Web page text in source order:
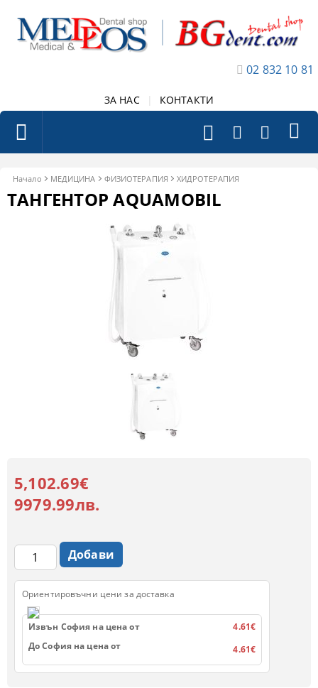
02 832 10 81
ЗА НАС КОНТАКТИ
Начало МЕДИЦИНА ФИЗИОТЕРАПИЯ ХИДРОТЕРАПИЯ
ТАНГЕНТОР AQUAMOBIL
5,102.69€
9979.99лв.
Ориентировъчни цени за доставка
Извън София на цена от
4.61€
До София на цена от
4.61€